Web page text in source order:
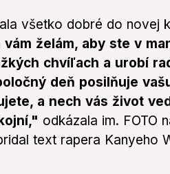
všetko dobré do novej
želám, aby ste v
chvíľach a urobí
deň posilňuje
a nech vás život
odkázala im. FOTO
text rapera Kanyeho